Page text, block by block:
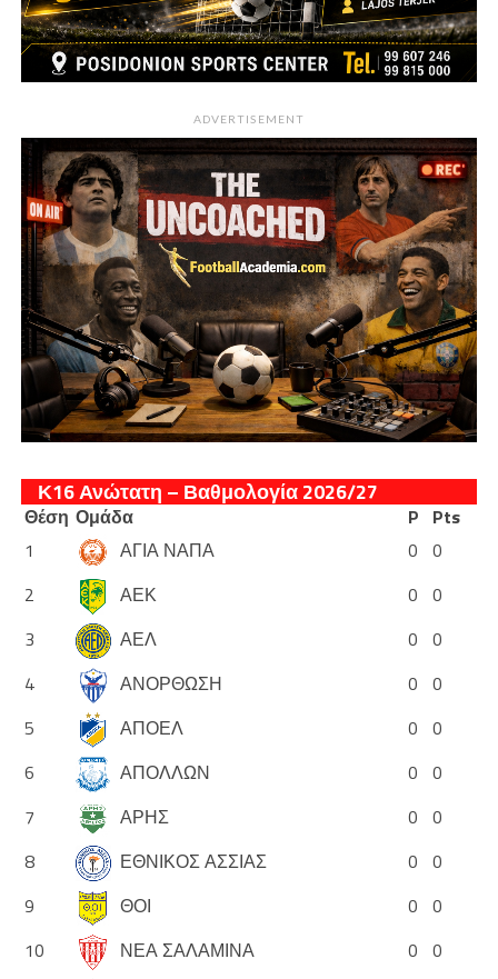
ADVERTISEMENT
Κ16 Ανώτατη – Βαθμολογία 2026/27
Θέση Ομάδα P Pts
1
ΑΓΙΑ ΝΑΠΑ 0 0
2
ΑΕΚ 0 0
3
ΑΕΛ 0 0
4
ΑΝΟΡΘΩΣΗ 0 0
5
ΑΠΟΕΛ 0 0
6
ΑΠΟΛΛΩΝ 0 0
7
ΑΡΗΣ 0 0
8
ΕΘΝΙΚΟΣ ΑΣΣΙΑΣ 0 0
9
ΘΟΙ 0 0
10
ΝΕΑ ΣΑΛΑΜΙΝΑ 0 0